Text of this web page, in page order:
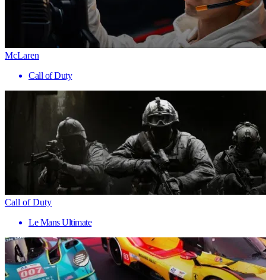
McLaren
Call of Duty
Call of Duty
Le Mans Ultimate